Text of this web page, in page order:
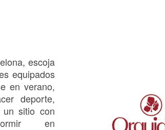
escoja
equipados
en verano,
deporte,
un sitio con
en